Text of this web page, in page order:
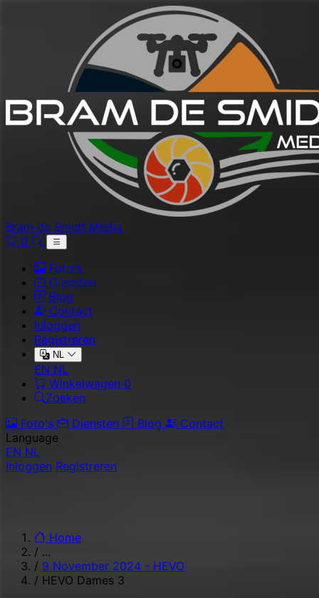
Bram de Smidt Media
0
Foto's
Diensten
Blog
Contact
Inloggen
Registreren
NL
EN NL
Winkelwagen 0
Zoeken
Foto's
Diensten Blog
Contact
Language
EN NL
Inloggen Registreren
Home
/ ...
/ 9 November 2024 - HEVO
/ HEVO Dames 3